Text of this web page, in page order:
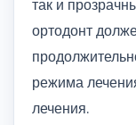
так и
ортодонт
режима
лечения.